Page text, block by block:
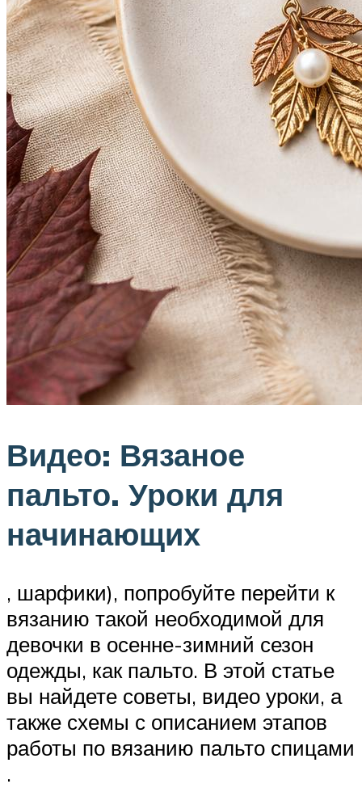
Видео: Вязаное
пальто. Уроки для
начинающих
, шарфики), попробуйте перейти к
вязанию такой необходимой для
девочки в осенне-зимний сезон
одежды, как пальто. В этой статье
вы найдете советы, видео уроки, а
также схемы с описанием этапов
работы по вязанию пальто спицами
.